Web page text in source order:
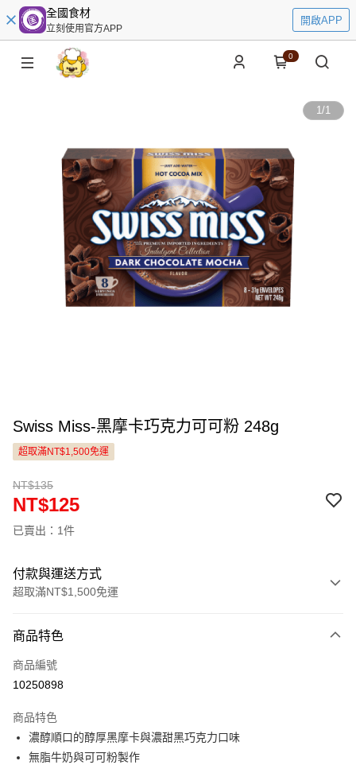
全國食材
立刻使用官方APP
開啟APP
0
1/1
Swiss Miss-黑摩卡巧克力可可粉 248g
超取滿NT$1,500免運
NT$135
NT$125
已賣出：1件
付款與運送方式
超取滿NT$1,500免運
信用卡一次付款
LINE Pay
悠遊付
商品特色
商品編號
10250898
商品特色
濃醇順口的醇厚黑摩卡與濃甜黑巧克力口味
無脂牛奶與可可粉製作